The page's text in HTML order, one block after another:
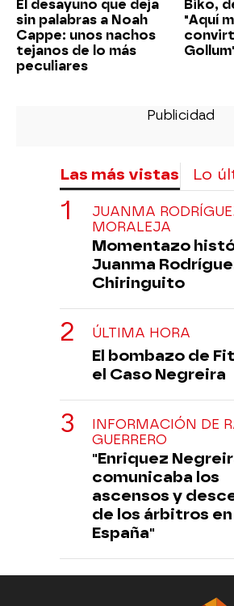
El desayuno que deja
sin palabras a Noah
Cappe: unos nachos
tejanos de lo más
peculiares
Biko,
"Aquí
Las más vistas Lo
JUANMA
MORALEJA
Momentazo
Juanma
Chiringuito
ÚLTIMA HORA
El bombazo de
el Caso Negreira
INFORMACIÓN DE
GUERRERO
"Enriquez
comunicaba los
ascensos y
de los árbitros en
España"